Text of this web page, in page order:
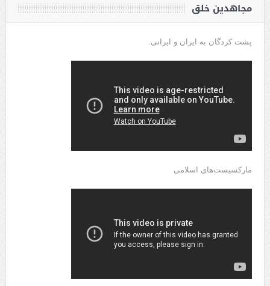
مجاهدین خلق
پشت کردگان به ایران و ایرانی.
مارکسیست‌های اسلامی